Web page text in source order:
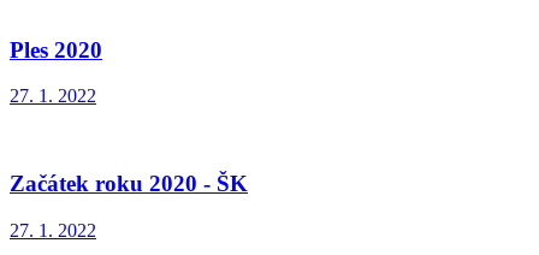
Ples 2020
27. 1. 2022
Začátek roku 2020 - ŠK
27. 1. 2022